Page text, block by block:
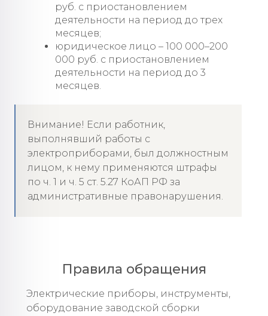
руб. с приостановлением
деятельности на период до трех
месяцев;
юридическое лицо – 100 000–200
000 руб. с приостановлением
деятельности на период до 3
месяцев.
Внимание! Если работник,
выполнявший работы с
электроприборами, был должностным
лицом, к нему применяются штрафы
по ч. 1 и ч. 5 ст. 5.27 КоАП РФ за
административные правонарушения.
Правила обращения
Электрические приборы, инструменты,
оборудование заводской сборки